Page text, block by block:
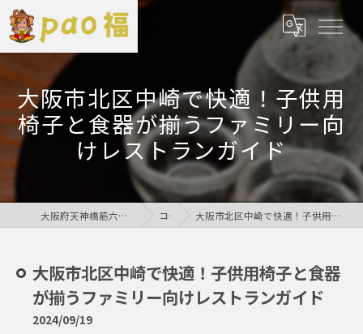
大阪市北区中崎で快適！子供用
椅子と食器が揃うファミリー向
けレストランガイド
大阪府天神橋筋六丁目の居酒屋なら鶏居酒屋pao福 コラム 大阪市北区中崎で快適！子供用椅子と食器が揃うファミリー向けレストランガイド
大阪市北区中崎で快適！子供用椅子と食器
が揃うファミリー向けレストランガイド
2024/09/19